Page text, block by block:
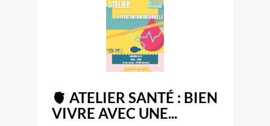
🫀 ATELIER SANTÉ : BIEN
VIVRE AVEC UNE...